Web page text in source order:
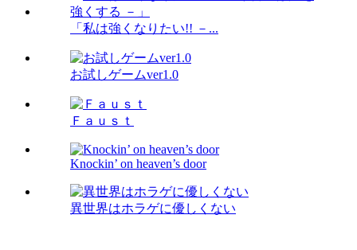
「私は強くなりたい!! －...
お試しゲームver1.0
Ｆａｕｓｔ
Knockin’ on heaven’s door
異世界はホラゲに優しくない